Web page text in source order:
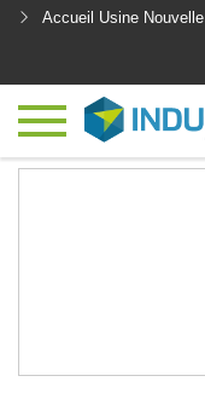
Accueil Usine Nouvelle